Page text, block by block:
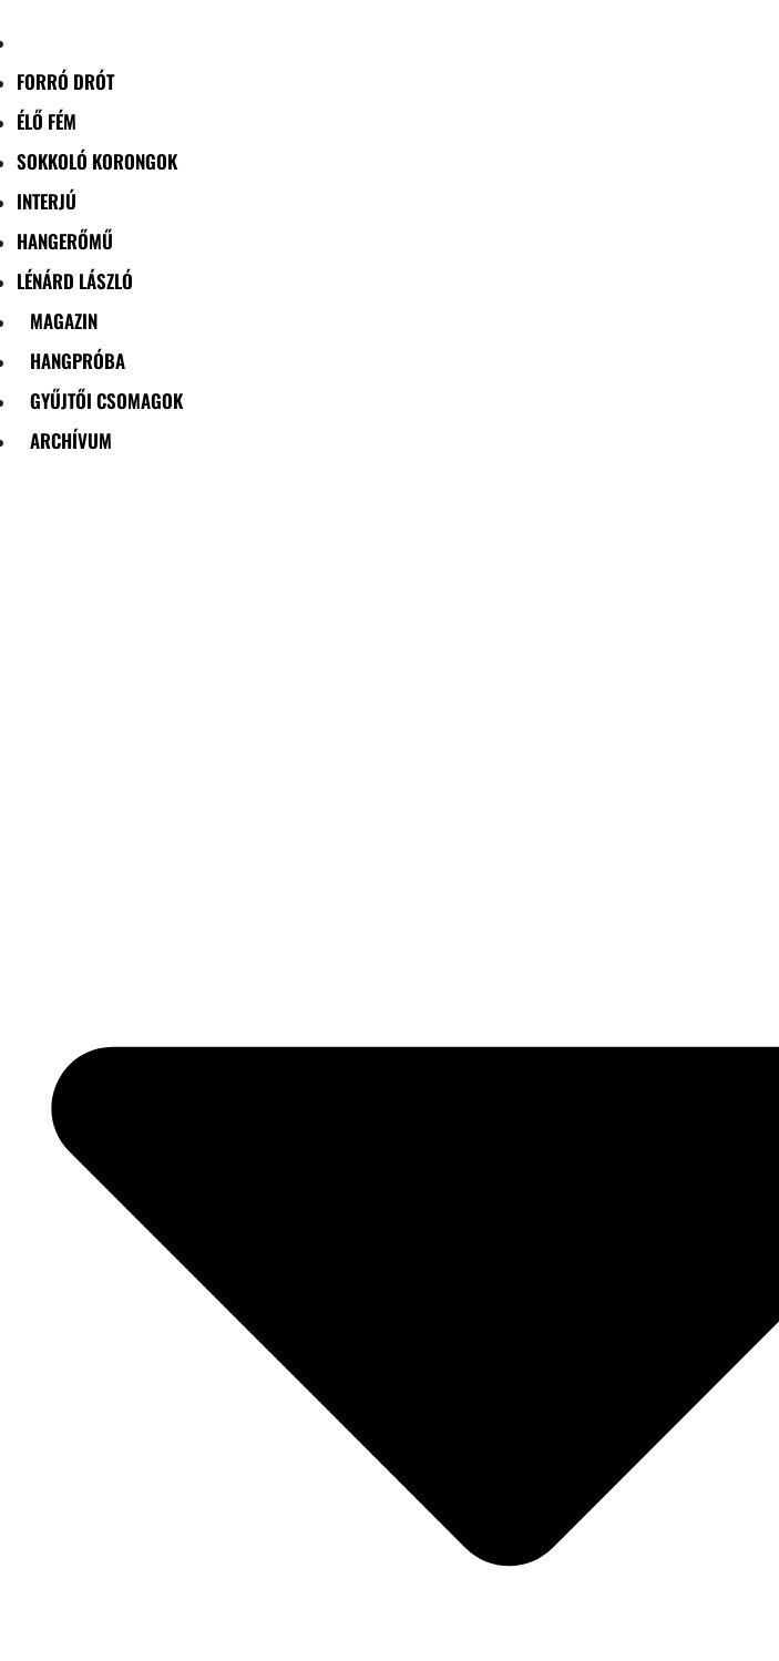
FORRÓ DRÓT
ÉLŐ FÉM
SOKKOLÓ KORONGOK
INTERJÚ
HANGERŐMŰ
LÉNÁRD LÁSZLÓ
MAGAZIN
HANGPRÓBA
GYŰJTŐI CSOMAGOK
ARCHÍVUM